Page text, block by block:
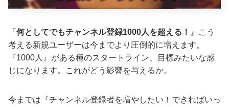
『何としてでもチャンネル登録1000人を超える！ 』こう
考える新規ユーザーは今までより圧倒的に増えます。
『1000人』がある種のスタートライン、目標みたいな感
じになります。これがどう影響を与えるか。
今までは『チャンネル登録者を増やしたい！できればいっ